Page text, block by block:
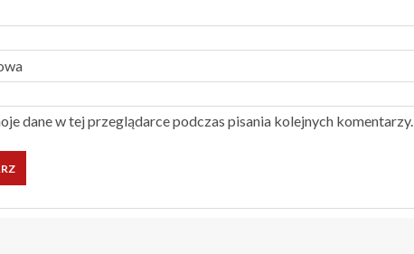
dane w tej przeglądarce podczas pisania kolejnych komentarzy.